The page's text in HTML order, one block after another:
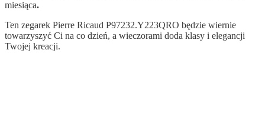
miesiąca.
Ten zegarek Pierre Ricaud P97232.Y223QRO będzie wiernie
towarzyszyć Ci na co dzień, a wieczorami doda klasy i elegancji
Twojej kreacji.